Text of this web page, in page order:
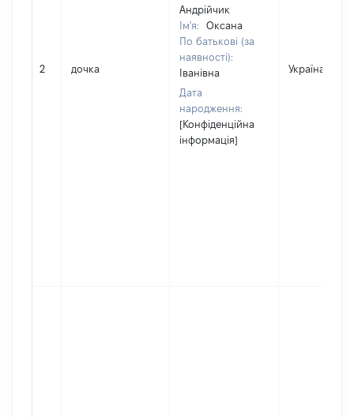
2 дочка
Андрійчик
Ім'я:
Оксана
По батькові (за
наявності):
Іванівна
Дата
народження:
[Конфіденційна
інформація]
Україна